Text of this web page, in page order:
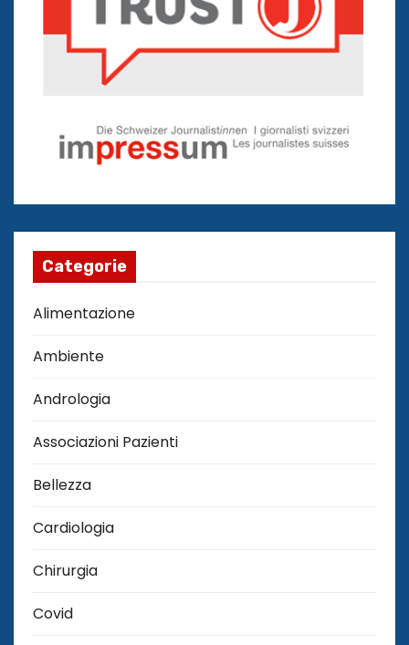
Categorie
Alimentazione
Ambiente
Andrologia
Associazioni Pazienti
Bellezza
Cardiologia
Chirurgia
Covid